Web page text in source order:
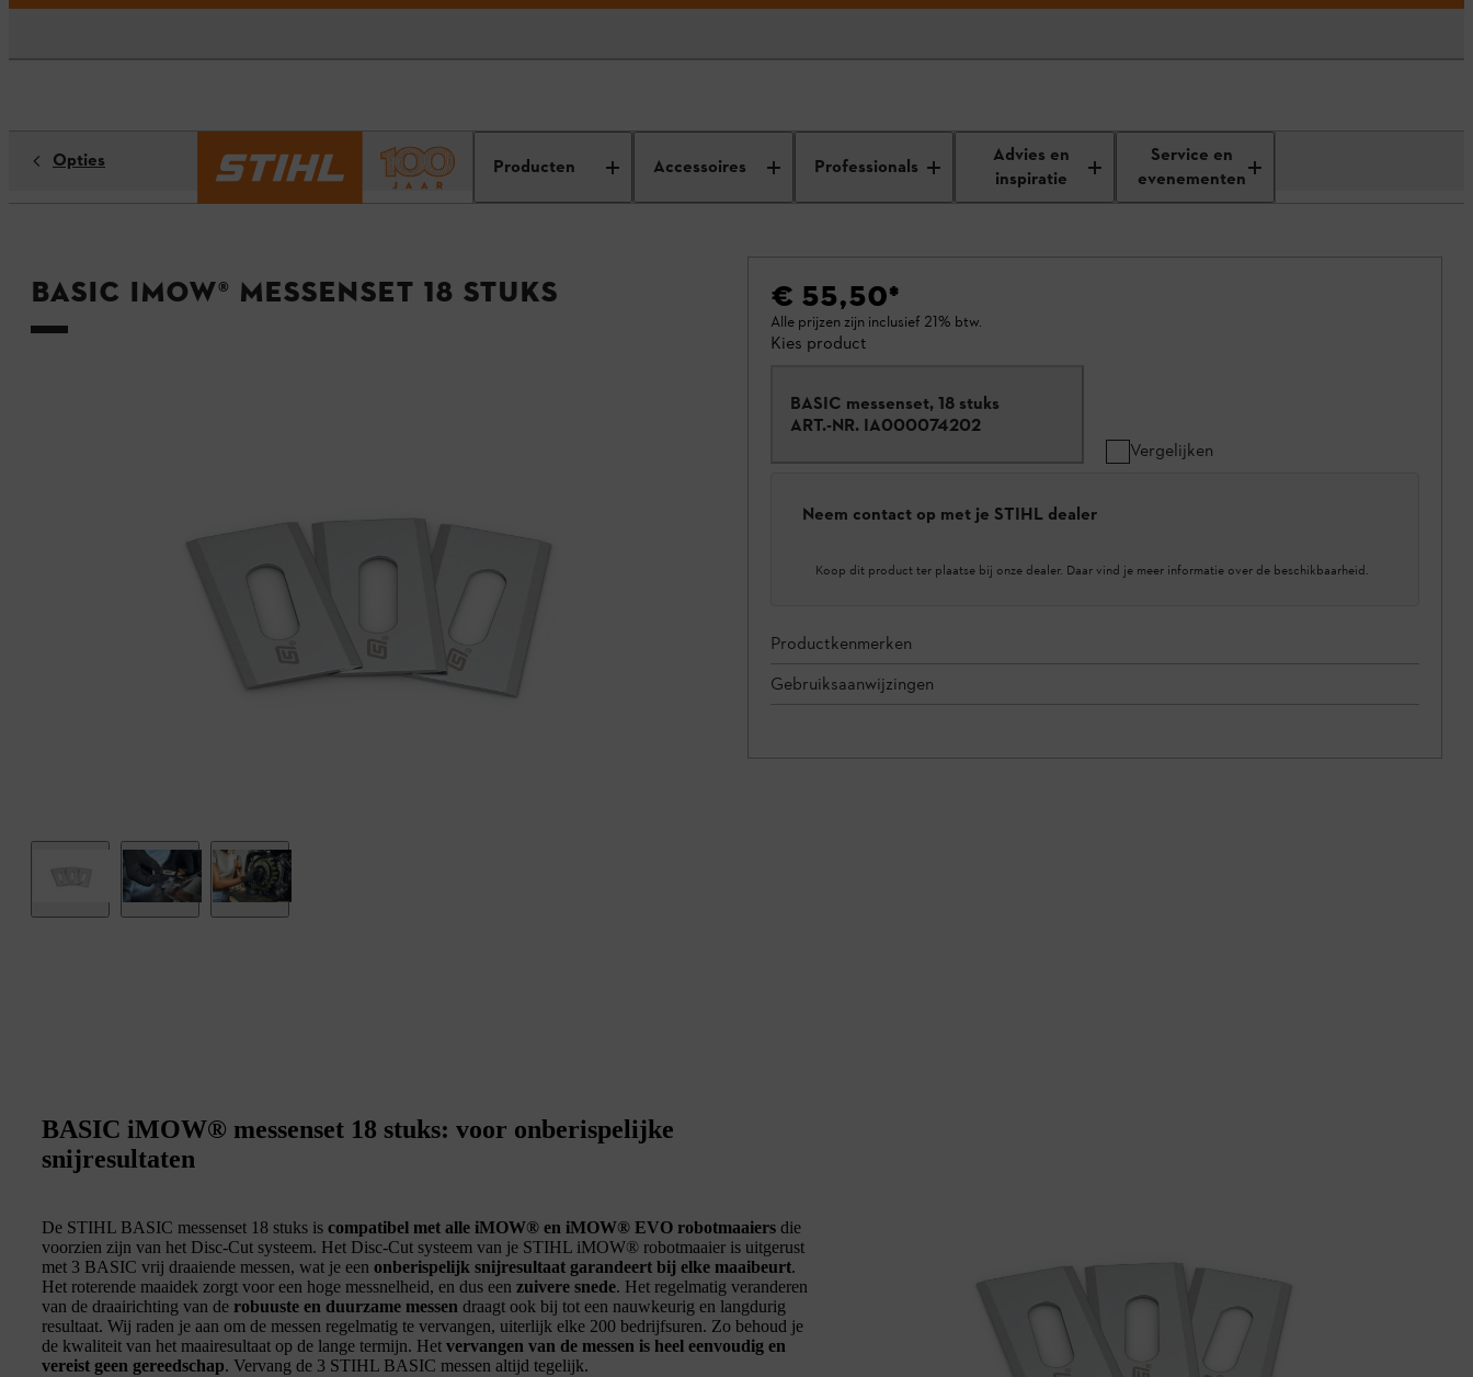
Producten Accessoires Professionals
Advies en
inspiratie
Service en
evenementen
Opties
BASIC iMOW® messenset 18 stuks € 55,50*
Alle prijzen zijn inclusief 21% btw.
Kies product
BASIC messenset, 18 stuks
ART.-NR. IA000074202
Vergelijken
Neem contact op met je STIHL dealer
Koop dit product ter plaatse bij onze dealer. Daar vind je meer informatie over de beschikbaarheid.
Productkenmerken
Gebruiksaanwijzingen
BASIC iMOW® messenset 18 stuks: voor onberispelijke
snijresultaten
De STIHL BASIC messenset 18 stuks is compatibel met alle iMOW® en iMOW® EVO robotmaaiers die
voorzien zijn van het Disc-Cut systeem. Het Disc-Cut systeem van je STIHL iMOW® robotmaaier is uitgerust
met 3 BASIC vrij draaiende messen, wat je een onberispelijk snijresultaat garandeert bij elke maaibeurt.
Het roterende maaidek zorgt voor een hoge messnelheid, en dus een zuivere snede. Het regelmatig veranderen
van de draairichting van de robuuste en duurzame messen draagt ook bij tot een nauwkeurig en langdurig
resultaat. Wij raden je aan om de messen regelmatig te vervangen, uiterlijk elke 200 bedrijfsuren. Zo behoud je
de kwaliteit van het maairesultaat op de lange termijn. Het vervangen van de messen is heel eenvoudig en
vereist geen gereedschap. Vervang de 3 STIHL BASIC messen altijd tegelijk.